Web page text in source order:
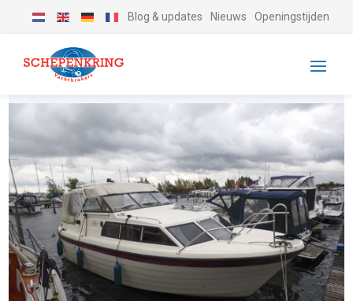
Blog & updates Nieuws Openingstijden